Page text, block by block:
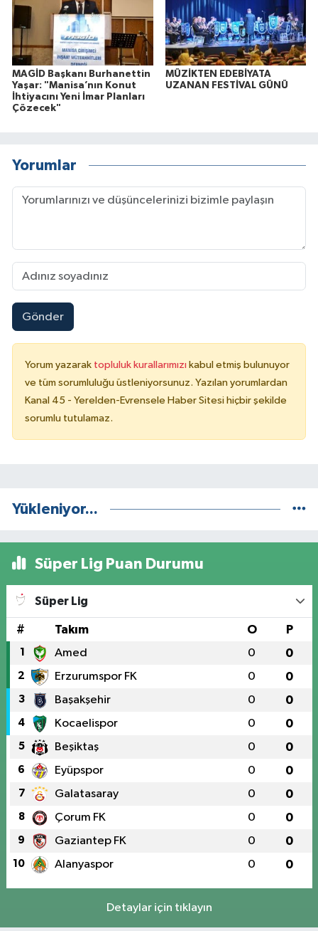
MAGİD Başkanı Burhanettin
Yaşar: "Manisa’nın Konut
İhtiyacını Yeni İmar Planları
Çözecek"
MÜZİKTEN EDEBİYATA
UZANAN FESTİVAL GÜNÜ
Yorumlar
Gönder
Yorum yazarak topluluk kurallarımızı kabul etmiş bulunuyor
ve tüm sorumluluğu üstleniyorsunuz. Yazılan yorumlardan
Kanal 45 - Yerelden-Evrensele Haber Sitesi hiçbir şekilde
sorumlu tutulamaz.
Yükleniyor...
Süper Lig Puan Durumu
Süper Lig
# Takım O P
1 Amed 0 0
2 Erzurumspor FK 0 0
3 Başakşehir 0 0
4 Kocaelispor 0 0
5 Beşiktaş 0 0
6 Eyüpspor 0 0
7 Galatasaray 0 0
8 Çorum FK 0 0
9 Gaziantep FK 0 0
10 Alanyaspor 0 0
Detaylar için tıklayın